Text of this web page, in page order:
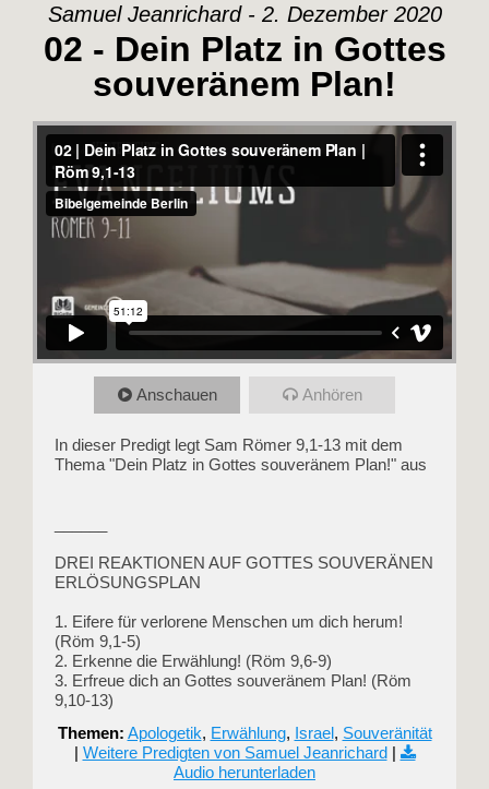
Samuel Jeanrichard - 2. Dezember 2020
02 - Dein Platz in Gottes
souveränem Plan!
Anschauen Anhören
In dieser Predigt legt Sam Römer 9,1-13 mit dem
Thema "Dein Platz in Gottes souveränem Plan!" aus
DREI REAKTIONEN AUF GOTTES SOUVERÄNEN
ERLÖSUNGSPLAN
1. Eifere für verlorene Menschen um dich herum!
(Röm 9,1-5)
2. Erkenne die Erwählung! (Röm 9,6-9)
3. Erfreue dich an Gottes souveränem Plan! (Röm
9,10-13)
Themen: Apologetik, Erwählung, Israel, Sou­ve­rä­ni­tät
| Weitere Predigten von Samuel Jeanrichard|
Audio herunterladen